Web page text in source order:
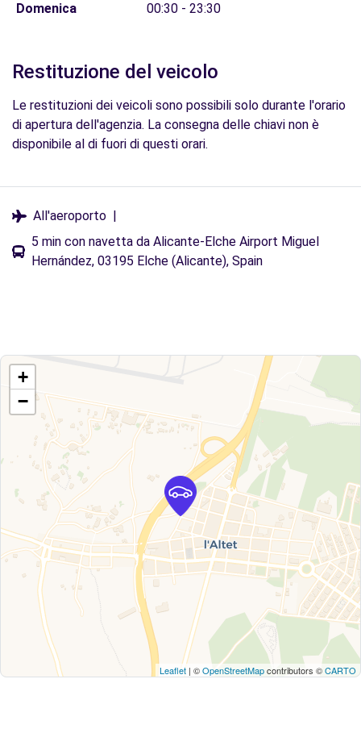
Domenica
00:30 - 23:30
Restituzione del veicolo
Le restituzioni dei veicoli sono possibili solo durante l'orario
di apertura dell'agenzia. La consegna delle chiavi non è
disponibile al di fuori di questi orari.
All'aeroporto |
5 min con navetta da Alicante-Elche Airport Miguel
Hernández, 03195 Elche (Alicante), Spain
+
−
Leaflet | ©OpenStreetMapcontributors ©CARTO